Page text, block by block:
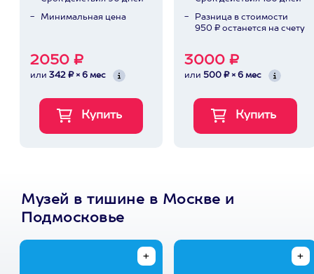
Минимальная цена
2050 ₽
или 342 ₽ × 6 мес
Разница в стоимости
950 ₽ останется на счету
3000 ₽
или 500 ₽ × 6 мес
Музей в тишине в Москве и
Подмосковье